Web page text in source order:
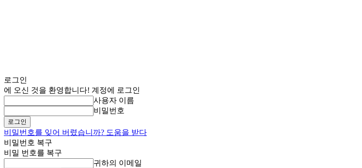
로그인
에 오신 것을 환영합니다! 계정에 로그인
사용자 이름
비밀번호
비밀번호를 잊어 버렸습니까? 도움을 받다
비밀번호 복구
비밀 번호를 복구
귀하의 이메일